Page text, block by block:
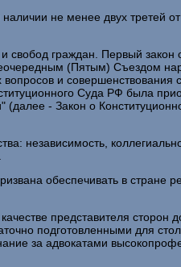
не менее двух третей
свобод граждан. Первый
(Пятым) Съездом
и
Суда РФ была
- Закон о
независимость,
обеспечивать в стране
представителя
подготовленными для
за адвокатами